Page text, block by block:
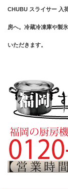
CHUBU スライサー
房へ。冷蔵冷凍庫や製
いただきます。